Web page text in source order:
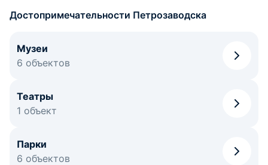
Достопримечательности Петрозаводска
Музеи
6 объектов
Театры
1 объект
Парки
6 объектов